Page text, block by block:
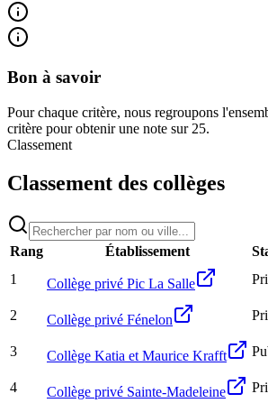
Bon à savoir
Pour chaque critère, nous regroupons
critère pour obtenir une note sur 25.
Classement
Classement des collèges
Rang Établissement
1
Collège privé Pic La Salle
2 Collège privé Fénelon
3 Collège Katia et Maurice Krafft
4 Collège privé Sainte-Madeleine